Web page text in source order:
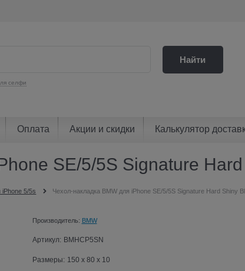
селфи
Найти
Оплата Акции и скидки Калькулятор
SE/5/5S Signature
5/5s Чехол-накладка BMW для iPhone SE/5/5S Signature Hard Shiny
Производитель: BMW
Артикул: BMHCP5SN
Размеры: 150 x 80 x 10